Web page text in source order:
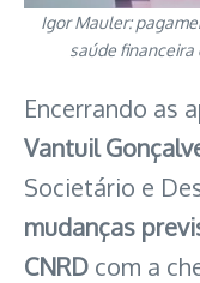
Igor Mauler:
saúde financeira
Encerrando as
Vantuil
Societário e
mudanças
CNRD com a